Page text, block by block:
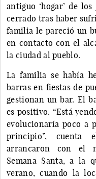
antiguo ‘hogar’ de
cerrado tras haber
familia le pareció un
en contacto con el
la ciudad al pueblo.
La familia se había
barras en fiestas de
gestionan un bar. El
es positivo. “Está
evolucionaría poco a
principio”, cuenta
arrancaron con el
Semana Santa, a la
verano, cuando la